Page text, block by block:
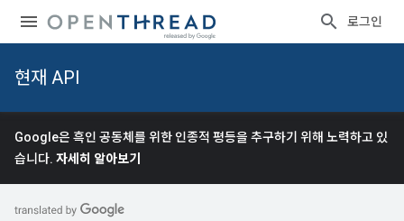
로그인
현재 API
Google은 흑인 공동체를 위한 인종적 평등을 추구하기 위해 노력하고 있
습니다. 자세히 알아보기